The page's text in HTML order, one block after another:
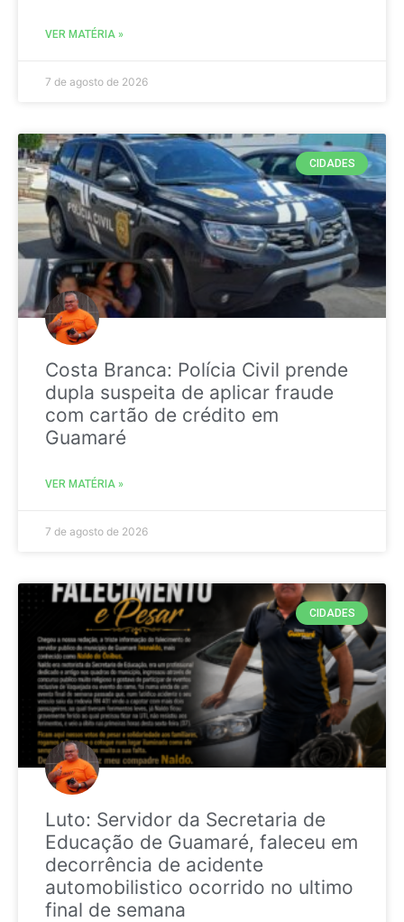
VER MATÉRIA »
7 de agosto de 2026
CIDADES
Costa Branca: Polícia Civil prende
dupla suspeita de aplicar fraude
com cartão de crédito em
Guamaré
VER MATÉRIA »
7 de agosto de 2026
CIDADES
Luto: Servidor da Secretaria de
Educação de Guamaré, faleceu em
decorrência de acidente
automobilistico ocorrido no ultimo
final de semana